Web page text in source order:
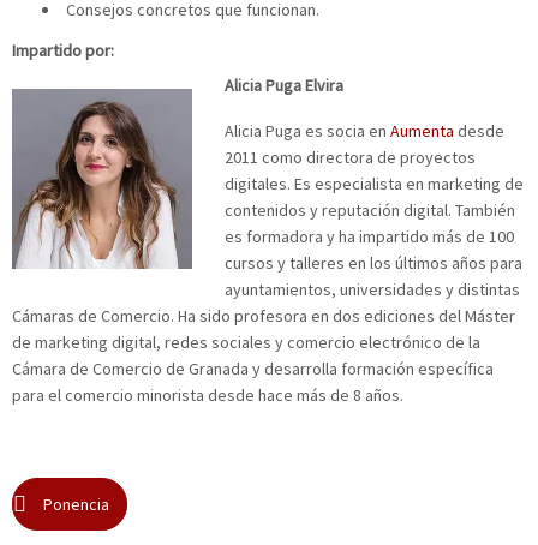
Consejos concretos que funcionan.
Impartido por:
Alicia Puga Elvira
Alicia Puga es socia enAumenta desde
2011 como directora de proyectos
digitales. Es especialista en marketing de
contenidos y reputación digital. También
es formadora y ha impartido más de 100
cursos y talleres en los últimos años para
ayuntamientos, universidades y distintas
Cámaras de Comercio. Ha sido profesora en dos ediciones del Máster
de marketing digital, redes sociales y comercio electrónico de la
Cámara de Comercio de Granada y desarrolla formación específica
para el comercio minorista desde hace más de 8 años.
Ponencia